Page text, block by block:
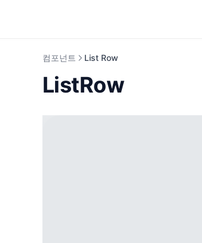
컴포넌트 List Row
ListRow